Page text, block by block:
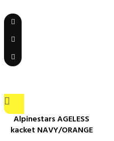
Alpinestars AGELESS
kacket NAVY/ORANGE